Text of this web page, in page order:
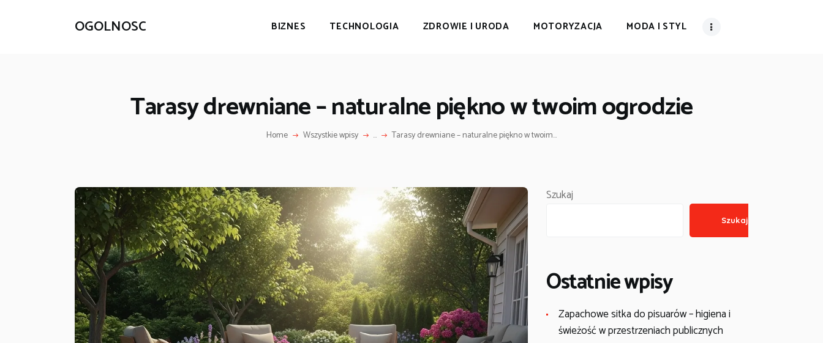
OGOLNOSC BIZNES TECHNOLOGIA ZDROWIE I URODA MOTORYZACJA MODA I STYL
Tarasy drewniane – naturalne piękno w twoim ogrodzie
Home Wszystkie wpisy ... Tarasy drewniane – naturalne piękno w twoim...
Szukaj
Szukaj
Ostatnie wpisy
Zapachowe sitka do pisuarów – higiena i
świeżość w przestrzeniach publicznych